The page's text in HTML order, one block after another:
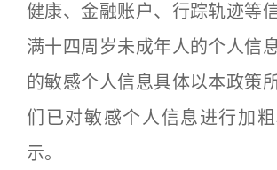
健康、金融账户、行踪轨迹等
满十四周岁未成年人的个人信
的敏感个人信息具体以本政策
们已对敏感个人信息进行加
示。